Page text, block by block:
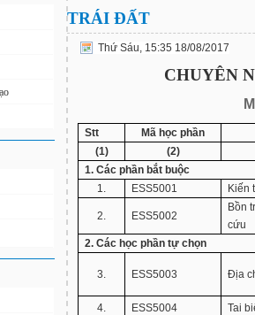
TRÁI ĐẤT
Thứ Sáu, 15:35 18/08/2017
CHUYÊN
Stt
Mã học phần
(1)
(2)
1. Các phần bắt buộc
1.
ESS5001 Kiến
2. ESS5002
Bồn
cứu
2. Các học phần tự chọn
3. ESS5003 Địa
4. ESS5004 Tai